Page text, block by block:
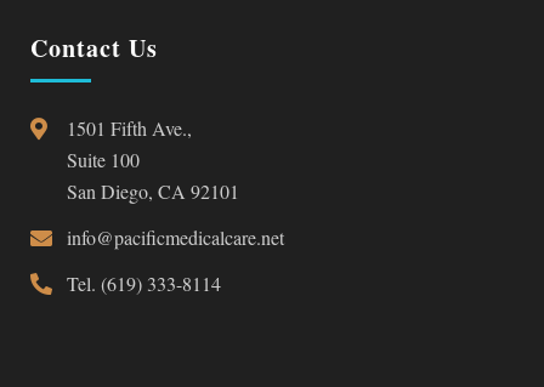
Contact Us
1501 Fifth Ave.,
Suite 100
San Diego, CA 92101
info@pacificmedicalcare.net
Tel. (619) 333-8114